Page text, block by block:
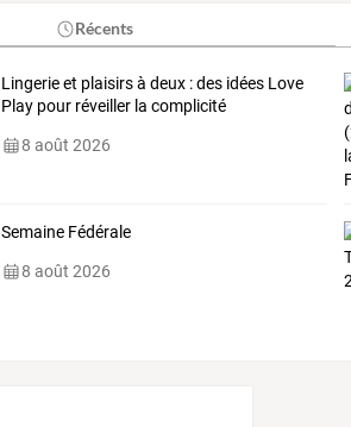
Récents
Lingerie et plaisirs à deux : des idées Love
Play pour réveiller la complicité
8 août 2026
Semaine Fédérale
8 août 2026